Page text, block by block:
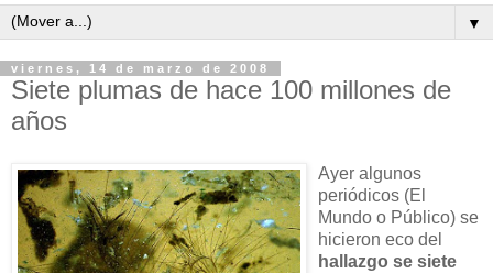
▼
viernes, 14 de marzo de 2008
Siete plumas de hace 100 millones de
años
Ayer algunos
periódicos (El
Mundo o Público) se
hicieron eco del
hallazgo se siete